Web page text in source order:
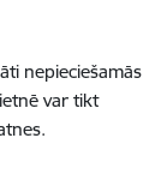
nepieciešamās
var tikt